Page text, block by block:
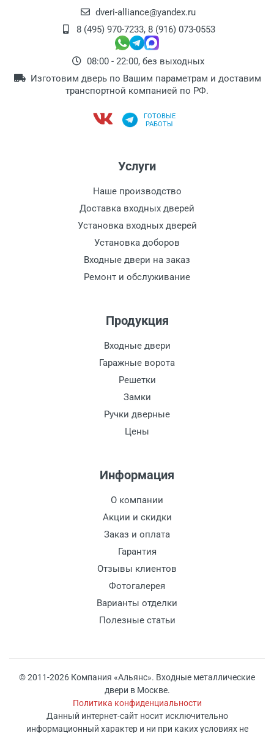
dveri-alliance@yandex.ru
8 (495) 970-7233, 8 (916) 073-0553
08:00 - 22:00, без выходных
Изготовим дверь по Вашим параметрам и доставим
транспортной компанией по РФ.
ГОТОВЫЕ
РАБОТЫ
Услуги
Наше производство
Доставка входных дверей
Установка входных дверей
Установка доборов
Входные двери на заказ
Ремонт и обслуживание
Продукция
Входные двери
Гаражные ворота
Решетки
Замки
Ручки дверные
Цены
Информация
О компании
Акции и скидки
Заказ и оплата
Гарантия
Отзывы клиентов
Фотогалерея
Варианты отделки
Полезные статьи
© 2011-2026 Компания «Альянс». Входные металлические
двери в Москве.
Политика конфиденциальности
Данный интернет-сайт носит исключительно
информационный характер и ни при каких условиях не